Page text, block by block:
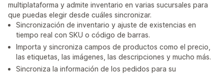
multiplataforma y admite inventario en varias sucursales para
que puedas elegir desde cuáles sincronizar.
Sincronización de inventario y ajuste de existencias en
tiempo real con SKU o código de barras.
Importa y sincroniza campos de productos como el precio,
las etiquetas, las imágenes, las descripciones y mucho más.
Sincroniza la información de los pedidos para su